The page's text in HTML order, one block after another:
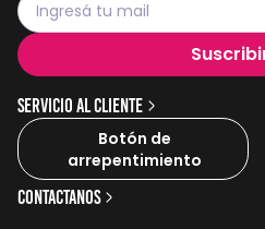
Servicio al cliente
Botón de
arrepentimiento
Contactanos